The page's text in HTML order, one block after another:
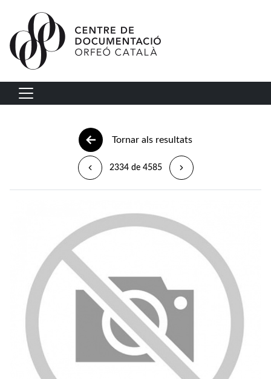
Vés al contingut
Navegació principal
Tornar als resultats
2334 de 4585